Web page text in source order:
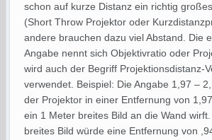
schon auf kurze Distanz ein richtig
(Short Throw Projektor oder
andere brauchen dazu viel Abstand. Die
Angabe nennt sich Objektivratio oder
wird auch der Begriff Projektionsdistanz-
verwendet. Beispiel: Die Angabe 1,97 –
der Projektor in einer Entfernung von
ein 1 Meter breites Bild an die Wand
breites Bild würde eine Entfernung von